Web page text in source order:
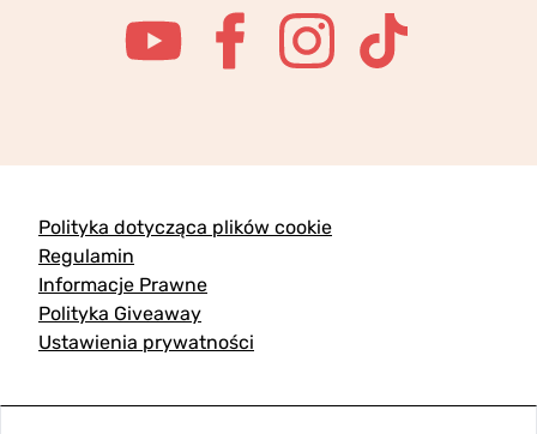
Polityka dotycząca plików cookie
Regulamin
Informacje Prawne
Polityka Giveaway
Ustawienia prywatności